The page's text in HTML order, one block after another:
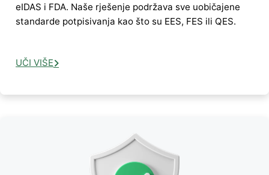
eIDAS i FDA. Naše rješenje podržava sve uobičajene
standarde potpisivanja kao što su EES, FES ili QES.
UČI VIŠE